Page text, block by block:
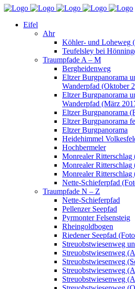
Eifel
Ahr
Köhler- und Loheweg
Teufelsley bei
Traumpfade A – M
Bergheidenweg
Eltzer Burgpanorama
Wanderpfad (Oktober
Eltzer Burgpanorama
Wanderpfad (März
Eltzer Burgpanorama
Eltzer Burgpanorama
Eltzer Burgpanorama
Heidehimmel
Hochbermeler
Monrealer Ritterschlag
Monrealer Ritterschlag
Monrealer Ritterschlag
Nette-Schieferpfad
Traumpfade N – Z
Nette-Schieferpfad
Pellenzer Seepfad
Pyrmonter Felsensteig
Rheingoldbogen
Riedener Seepfad
Streuobstwiesenweg
Streuobstwiesenweg
Streuobstwiesenweg
Streuobstwiesenweg
Streuobstwiesenweg